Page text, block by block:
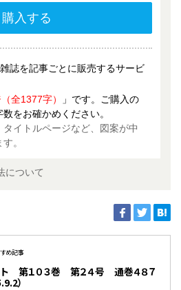
購入する
誌を記事ごとに販売するサービ
全1377字）
」です。ご購入の
をお確かめください。
タイトルページなど、図案が中
。
について
め記事
ト 第１０３巻 第２４号 通巻４８７
）